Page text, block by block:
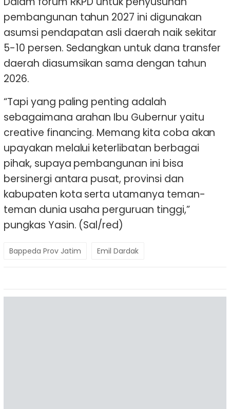
pembangunan tahun 2027 ini digunakan
asumsi pendapatan asli daerah naik sekitar
5-10 persen. Sedangkan untuk dana transfer
daerah diasumsikan sama dengan tahun
2026.
“Tapi yang paling penting adalah
sebagaimana arahan Ibu Gubernur yaitu
creative financing. Memang kita coba akan
upayakan melalui keterlibatan berbagai
pihak, supaya pembangunan ini bisa
bersinergi antara pusat, provinsi dan
kabupaten kota serta utamanya teman-
teman dunia usaha perguruan tinggi,”
pungkas Yasin. (Sal/red)
Bappeda Prov Jatim Emil Dardak